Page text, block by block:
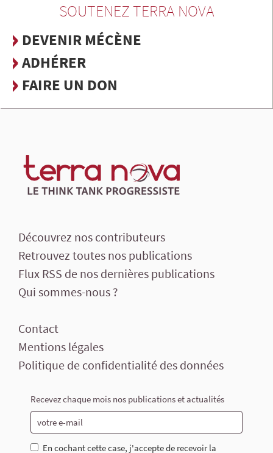
SOUTENEZ TERRA NOVA
DEVENIR MÉCÈNE
ADHÉRER
FAIRE UN DON
Découvrez nos contributeurs
Retrouvez toutes nos publications
Flux RSS de nos dernières publications
Qui sommes-nous ?
Contact
Mentions légales
Politique de confidentialité des données
Recevez chaque mois nos publications et actualités
En cochant cette case, j'accepte de recevoir la